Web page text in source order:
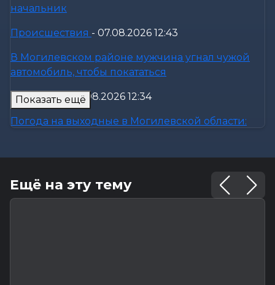
начальник
Происшествия - 07.08.2026 12:43
В Могилевском районе мужчина угнал чужой
автомобиль, чтобы покататься
Общество -07.08.2026 12:34
Погода на выходные в Могилевской области:
Общество -07.08.2026 11:20
Забота о тех, кто на посту: активистки БСЖ
поддержали коллег в жару
Показать ещё
Ещё на эту тему